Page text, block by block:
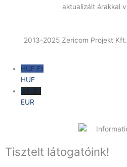
aktualizált árakkal
2013-2025 Zericom Projekt
HUF Ft
HUF
EUR €
EUR
Tisztelt látogatóink!